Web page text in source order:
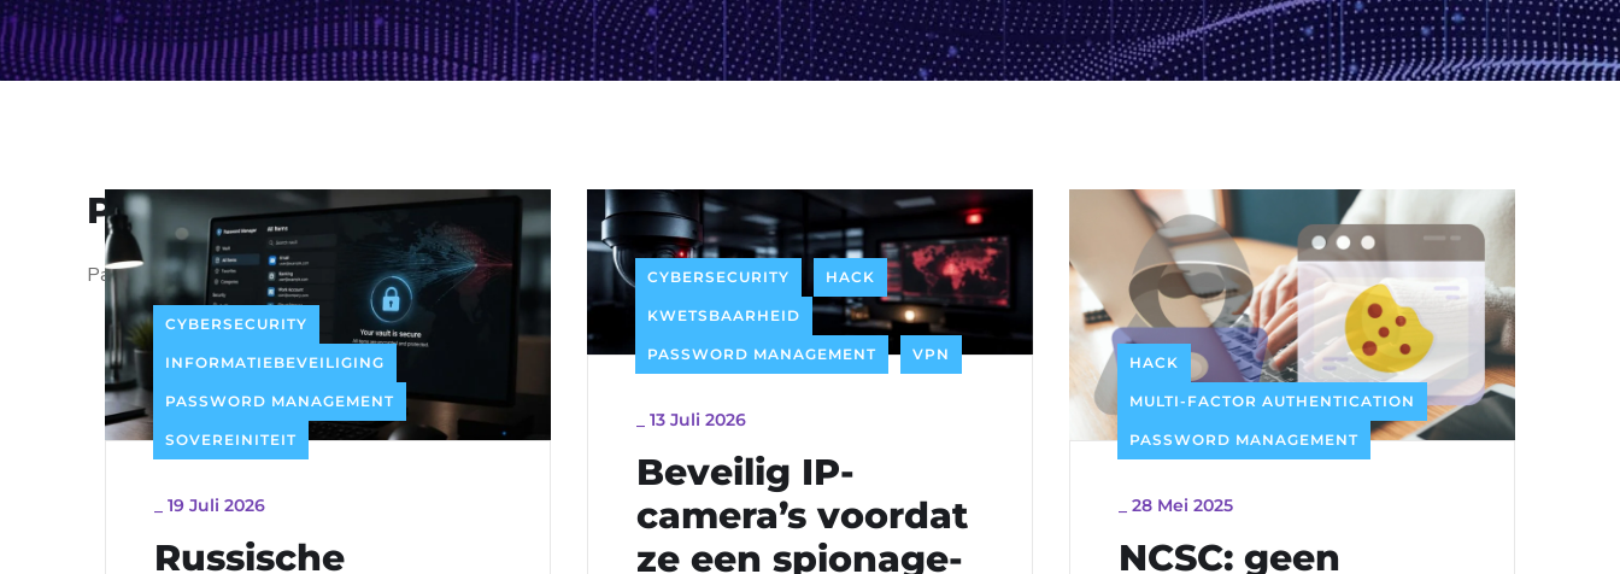
Password Management
Password Management Solutions
CYBERSECURITY
INFORMATIEBEVEILIGING
PASSWORD MANAGEMENT
SOVEREINITEIT
19 Juli 2026
Russische
CYBERSECURITY HACK
KWETSBAARHEID
PASSWORD MANAGEMENT VPN
13 Juli 2026
Beveilig IP-
camera’s voordat
ze een spionage-
HACK
MULTI-FACTOR AUTHENTICATION
PASSWORD MANAGEMENT
28 Mei 2025
NCSC: geen